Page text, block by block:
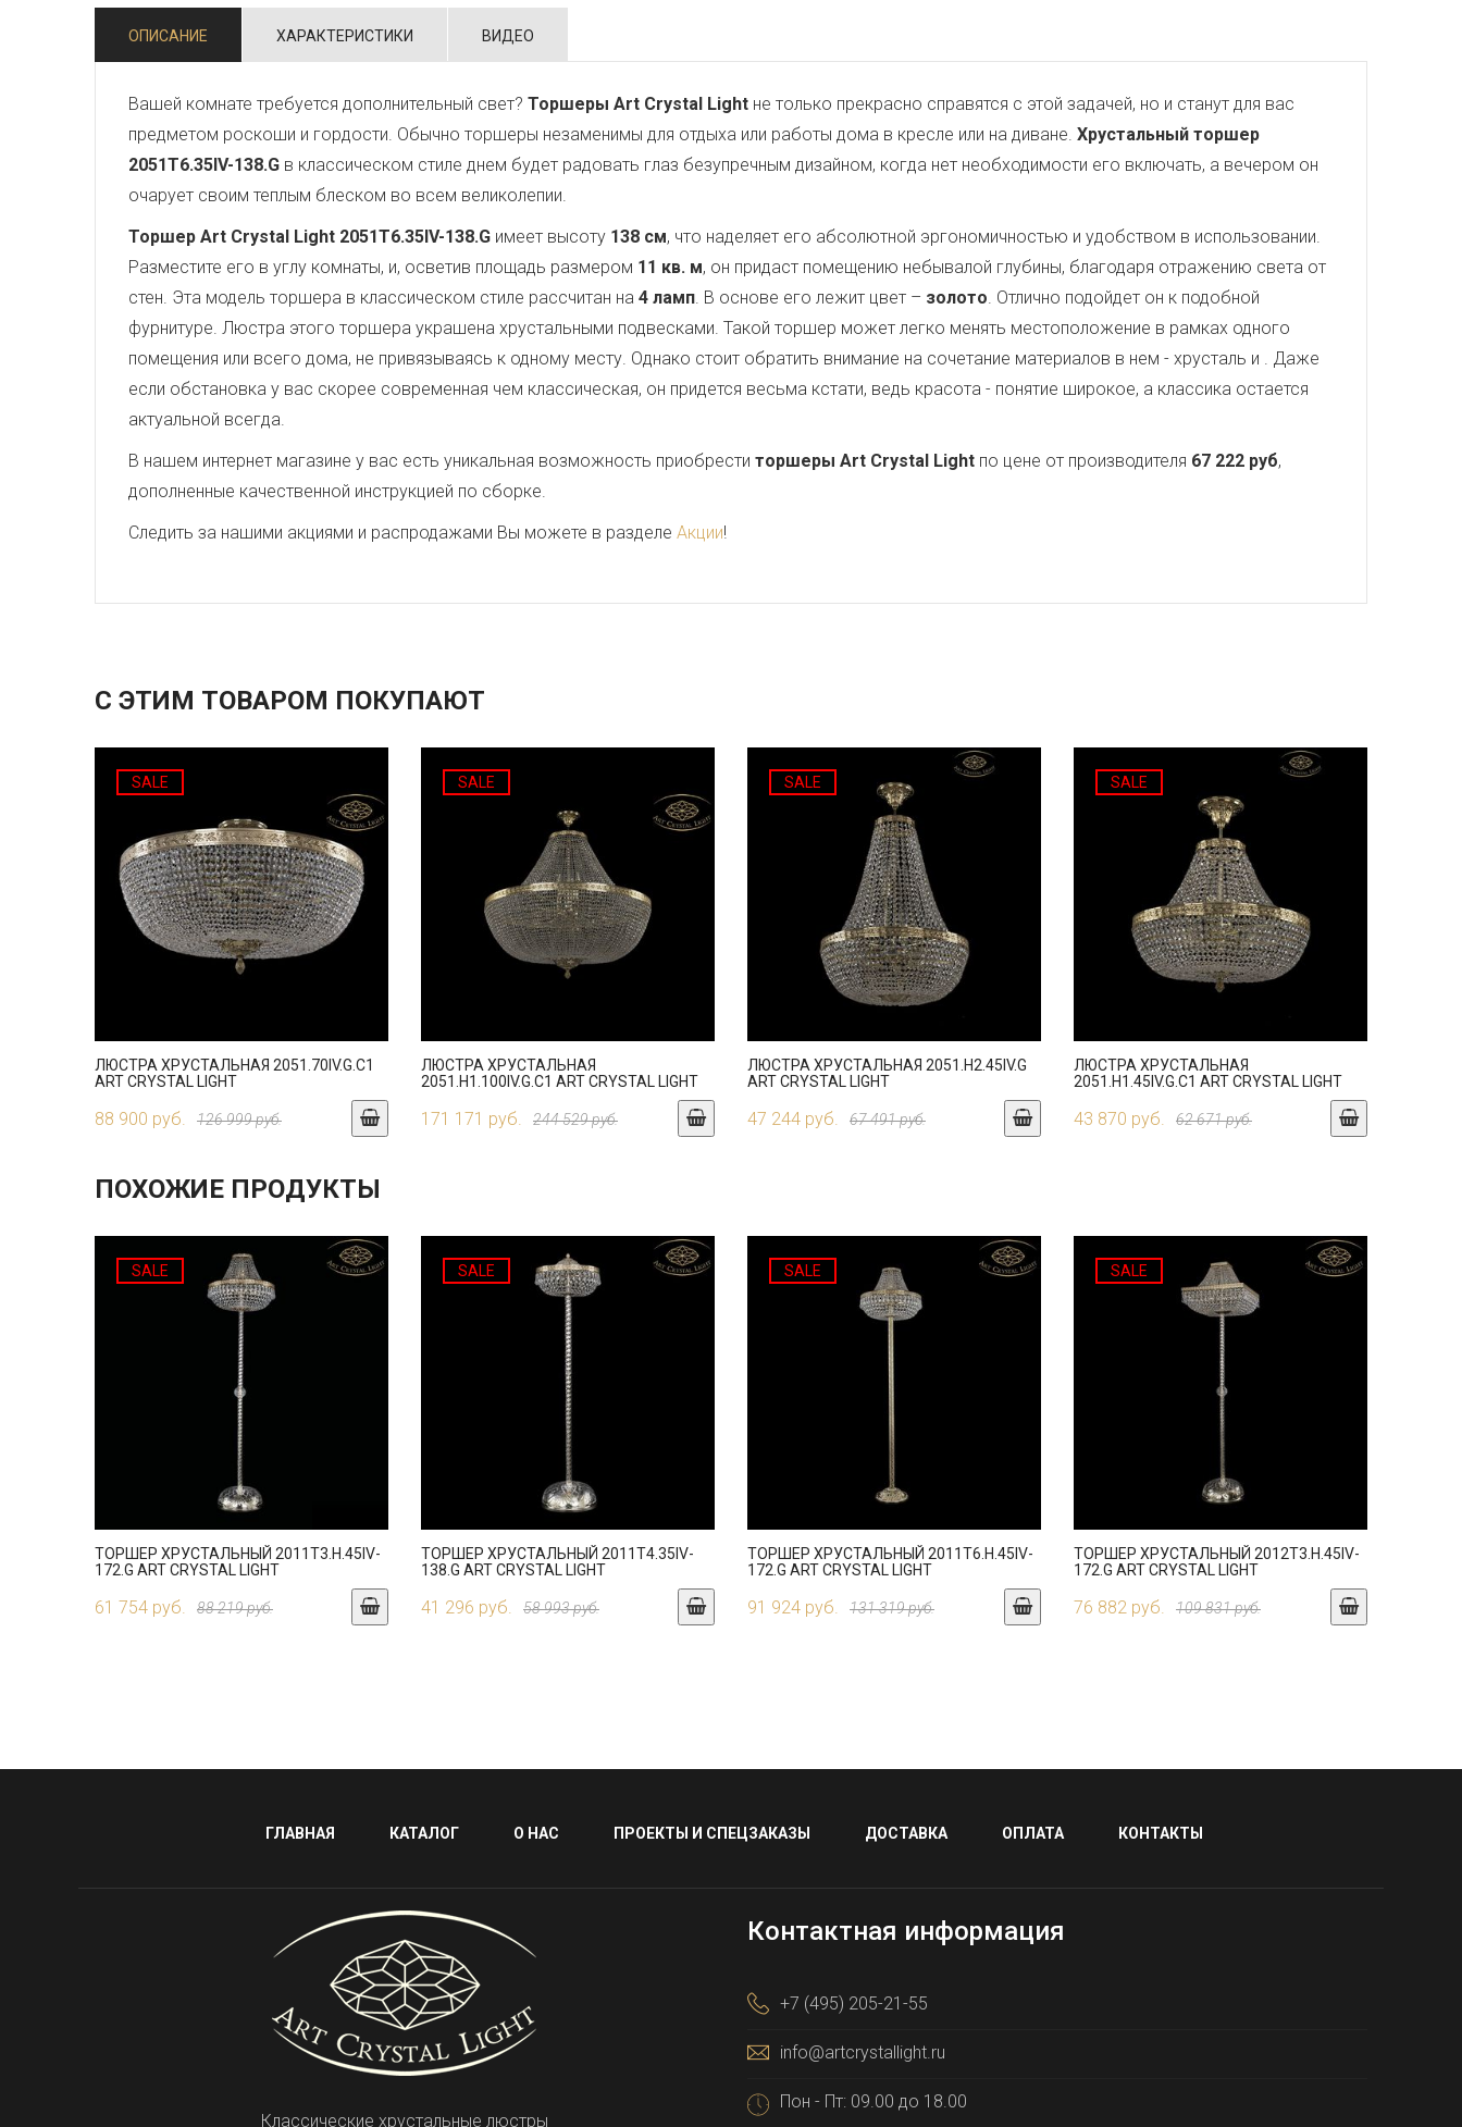
ОПИСАНИЕ ХАРАКТЕРИСТИКИ ВИДЕО
Вашей комнате требуется дополнительный свет? Торшеры Art Crystal Light не только прекрасно справятся с этой задачей, но и станут для вас
предметом роскоши и гордости. Обычно торшеры незаменимы для отдыха или работы дома в кресле или на диване. Хрустальный торшер
2051T6.35IV-138.G в классическом стиле днем будет радовать глаз безупречным дизайном, когда нет необходимости его включать, а вечером он
очарует своим теплым блеском во всем великолепии.
Торшер Art Crystal Light 2051T6.35IV-138.G имеет высоту 138 см, что наделяет его абсолютной эргономичностью и удобством в использовании.
Разместите его в углу комнаты, и, осветив площадь размером 11 кв. м, он придаст помещению небывалой глубины, благодаря отражению света от
стен. Эта модель торшера в классическом стиле рассчитан на 4 ламп. В основе его лежит цвет – золото. Отлично подойдет он к подобной
фурнитуре. Люстра этого торшера украшена хрустальными подвесками. Такой торшер может легко менять местоположение в рамках одного
помещения или всего дома, не привязываясь к одному месту. Однако стоит обратить внимание на сочетание материалов в нем - хрусталь и . Даже
если обстановка у вас скорее современная чем классическая, он придется весьма кстати, ведь красота - понятие широкое, а классика остается
актуальной всегда.
В нашем интернет магазине у вас есть уникальная возможность приобрести торшеры Art Crystal Light по цене от производителя 67 222 руб,
дополненные качественной инструкцией по сборке.
Следить за нашими акциями и распродажами Вы можете в разделе Акции!
С ЭТИМ ТОВАРОМ ПОКУПАЮТ
SALE
ЛЮСТРА ХРУСТАЛЬНАЯ 2051.70IV.G.C1
ART CRYSTAL LIGHT
88 900 руб. 126 999 руб.
SALE
ЛЮСТРА ХРУСТАЛЬНАЯ
2051.H1.100IV.G.C1 ART CRYSTAL LIGHT
171 171 руб. 244 529 руб.
SALE
ЛЮСТРА ХРУСТАЛЬНАЯ 2051.H2.45IV.G
ART CRYSTAL LIGHT
47 244 руб. 67 491 руб.
SALE
ЛЮСТРА ХРУСТАЛЬНАЯ
2051.H1.45IV.G.C1 ART CRYSTAL LIGHT
43 870 руб. 62 671 руб.
ПОХОЖИЕ ПРОДУКТЫ
SALE
ТОРШЕР ХРУСТАЛЬНЫЙ 2011T3.H.45IV-
172.G ART CRYSTAL LIGHT
61 754 руб. 88 219 руб.
SALE
ТОРШЕР ХРУСТАЛЬНЫЙ 2011T4.35IV-
138.G ART CRYSTAL LIGHT
41 296 руб. 58 993 руб.
SALE
ТОРШЕР ХРУСТАЛЬНЫЙ 2011T6.H.45IV-
172.G ART CRYSTAL LIGHT
91 924 руб. 131 319 руб.
SALE
ТОРШЕР ХРУСТАЛЬНЫЙ 2012T3.H.45IV-
172.G ART CRYSTAL LIGHT
76 882 руб. 109 831 руб.
ГЛАВНАЯ КАТАЛОГ О НАС ПРОЕКТЫ И СПЕЦЗАКАЗЫ ДОСТАВКА ОПЛАТА КОНТАКТЫ
Классические хрустальные люстры
Контактная информация
+7 (495) 205-21-55
info@artcrystallight.ru
Пон - Пт: 09.00 до 18.00